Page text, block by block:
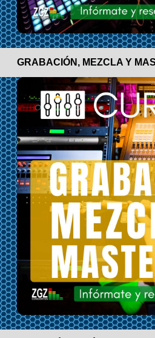
GRABACIÓN, MEZCLA Y